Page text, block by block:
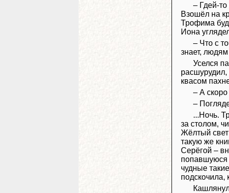
– Гдей-
Взошёл на
Трофима
Иона
– Что с
знает, людям
Уселся
расшурудил,
квасом
– А
–
...Ночь.
за столом,
Жёлтый свет
такую же
Серёгой –
попавшуюся
чудные
подскочила,